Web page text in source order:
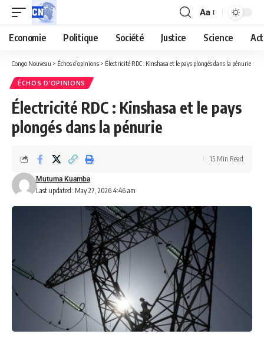
Aa
Economie Politique Société Justice Science
Congo Nouveau > Échos d’opinions > Électricité RDC : Kinshasa et le pays plongés dans la pénurie
ÉCHOS D’OPINIONS
Électricité RDC : Kinshasa et le pays
plongés dans la pénurie
Last updated: May 27, 2026 4:46 am
Mutuma Kuamba
15 Min Read